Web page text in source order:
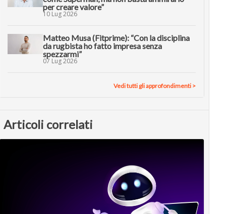
per creare valore”
10 Lug 2026
Matteo Musa (Fitprime): “Con la disciplina
da rugbista ho fatto impresa senza
spezzarmi”
07 Lug 2026
Vedi tutti gli approfondimenti >
Articoli correlati